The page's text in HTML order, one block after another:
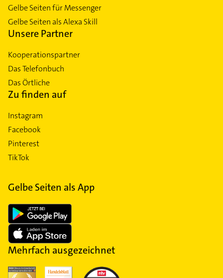
Gelbe Seiten für Messenger
Gelbe Seiten als Alexa Skill
Unsere Partner
Kooperationspartner
Das Telefonbuch
Das Örtliche
Zu finden auf
Instagram
Facebook
Pinterest
TikTok
Gelbe Seiten als App
Mehrfach ausgezeichnet